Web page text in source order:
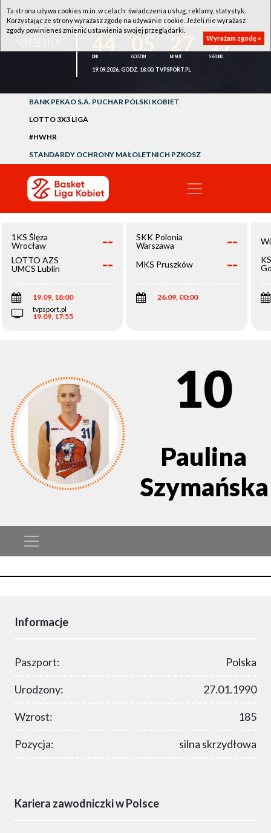
1KS ŚLĘZA WROCŁAW - LOTTO AZS UMCS LUBLIN
18
19.09.2026, GODZ. 18:00, TVPSPORT.PL
BANK PEKAO S.A. PUCHAR POLSKI KOBIET
LOTTO 3X3 LIGA
#HWHR
STANDARDY OCHRONY MAŁOLETNICH PZKOSZ
1KS Ślęza
Wrocław
--
LOTTO AZS
UMCS Lublin
--
19.09, 18:00
tvpsport.pl
19.09, 17:55
SKK Polonia
Warszawa
--
MKS Pruszków --
26.09, 00:00
10
Paulina
Szymańska
Informacje
Paszport: Polska
Urodzony: 27.01.1990
Wzrost: 185
Pozycja: silna skrzydłowa
Kariera zawodniczki w Polsce
Ta strona używa cookies m.in. w celach: świadczenia usług, reklamy, statystyk.
Korzystając ze strony wyrażasz zgodę na używanie cookie. Jeżeli nie wyrażasz
zgody powinieneś zmienić ustawienia swojej przeglądarki.
Wyrażam zgodę »